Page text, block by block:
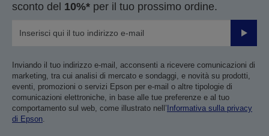
sconto del 10%* per il tuo prossimo ordine.
Invia
Inviando il tuo indirizzo e-mail, acconsenti a ricevere comunicazioni di
marketing, tra cui analisi di mercato e sondaggi, e novità su prodotti,
eventi, promozioni o servizi Epson per e-mail o altre tipologie di
comunicazioni elettroniche, in base alle tue preferenze e al tuo
comportamento sul web, come illustrato nell’ Informativa sulla privacy
di Epson.